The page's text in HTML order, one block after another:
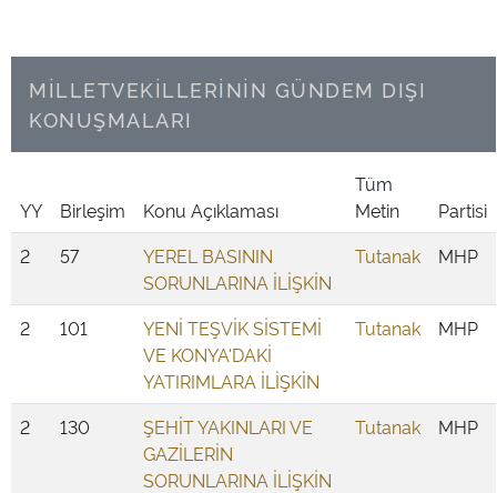
MİLLETVEKİLLERİNİN GÜNDEM DIŞI
KONUŞMALARI
YY Birleşim Konu Açıklaması
Tüm
Metin
Partisi
2
57
YEREL BASININ
SORUNLARINA İLİŞKİN
Tutanak MHP
2 101
YENİ TEŞVİK SİSTEMİ
VE KONYA'DAKİ
YATIRIMLARA İLİŞKİN
Tutanak MHP
2 130
ŞEHİT YAKINLARI VE
GAZİLERİN
SORUNLARINA İLİŞKİN
Tutanak MHP